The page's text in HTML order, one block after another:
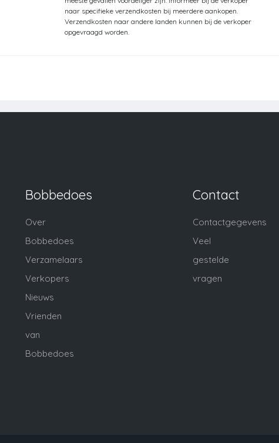
naar specifieke verzendkosten bij meerdere aankopen.
Verzendkosten naar andere landen kunnen bij de verkoper
opgevraagd worden.
Bobbedoes
Over
Bobbedoes
Verzamelaars
Verkopers
Nieuws
Vrienden
van
Bobbedoes
Contact
Contactgegevens
Veel
gestelde
vragen